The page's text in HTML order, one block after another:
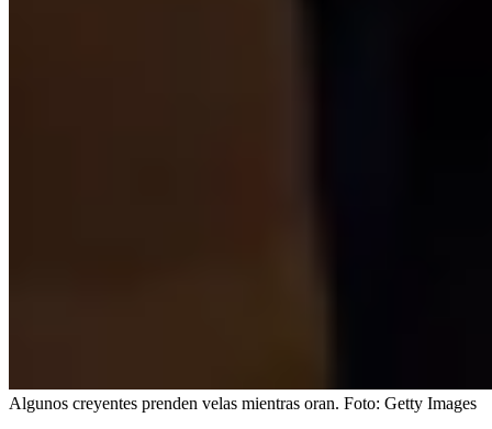
Algunos creyentes prenden velas mientras oran. Foto: Getty Images